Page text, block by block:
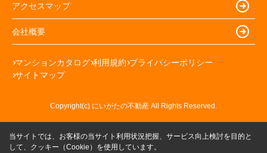
アクセスマップ
会社概要
マンションカタログ 利用規約 プライバシーポリシー
サイトマップ
Copyright(c) にいがたの不動産 All Rights Reserved.
当サイトでは、お客様の当サイト利用状況把握、サービス向上検討を目的と
して、クッキー（Cookie）を使用しています。